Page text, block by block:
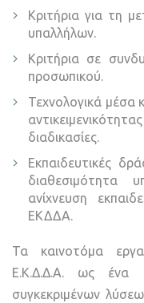
Κριτήρια για τη
υπαλλήλων.
Κριτήρια σε
προσωπικού.
Τεχνολογικά μέσα
διαδικασίες.
Εκπαιδευτικές
διαθεσιμότητα
ανίχνευση
ΕΚΔΔΑ.
Τα καινοτόμα
Ε.Κ.Δ.Δ.Α. ως ένα
συγκεκριμένων